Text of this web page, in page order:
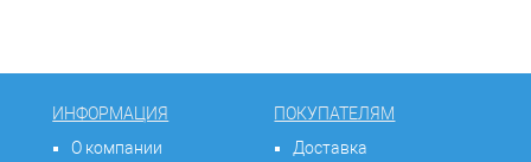
ИНФОРМАЦИЯ
О компании
ПОКУПАТЕЛЯМ
Доставка